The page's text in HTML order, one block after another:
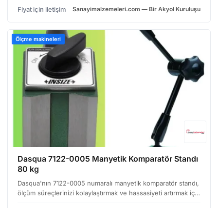
makine mühendisliği, otomotiv ve elektronik …
Fiyat için iletişim Sanayimalzemeleri.com — Bir Akyol Kuruluşu
Ölçme makineleri
Dasqua 7122-0005 Manyetik Komparatör Standı
80 kg
Dasqua'nın 7122-0005 numaralı manyetik komparatör standı,
ölçüm süreçlerinizi kolaylaştırmak ve hassasiyeti artırmak için